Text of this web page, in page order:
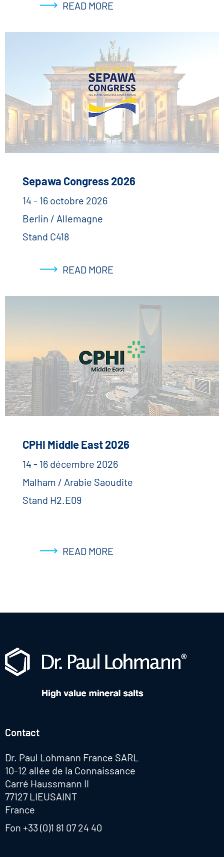
READ MORE
Sepawa Congress 2026
14 - 16 octobre 2026
Berlin / Allemagne
Stand C418
READ MORE
CPHI Middle East 2026
14 - 16 décembre 2026
Malham / Arabie Saoudite
Stand H2.E09
READ MORE
Contact
Dr. Paul Lohmann France SARL
10-12 allée de la Connaissance
Carré Haussmann II
77127 LIEUSAINT
France
Fon +33 (0)1 81 07 24 40